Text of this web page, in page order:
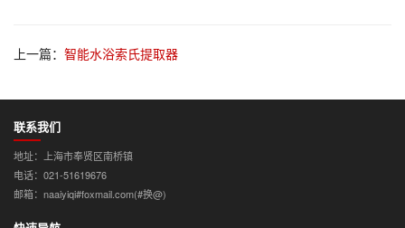
上一篇： 智能水浴索氏提取器
联系我们
地址：上海市奉贤区南桥镇
电话：021-51619676
邮箱：naaiyiqi#foxmail.com(#换@)